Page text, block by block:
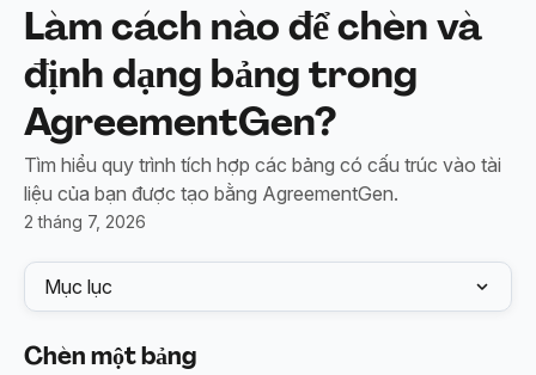
Làm cách nào để chèn và
định dạng bảng trong
AgreementGen?
Tìm hiểu quy trình tích hợp các bảng có cấu trúc vào tài
liệu của bạn được tạo bằng AgreementGen.
2 tháng 7, 2026
Mục lục
Chèn một bảng